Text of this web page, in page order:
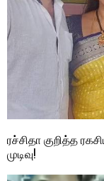
ரச்சிதா குறித்த
முடிவு!